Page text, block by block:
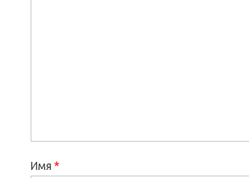
Имя *